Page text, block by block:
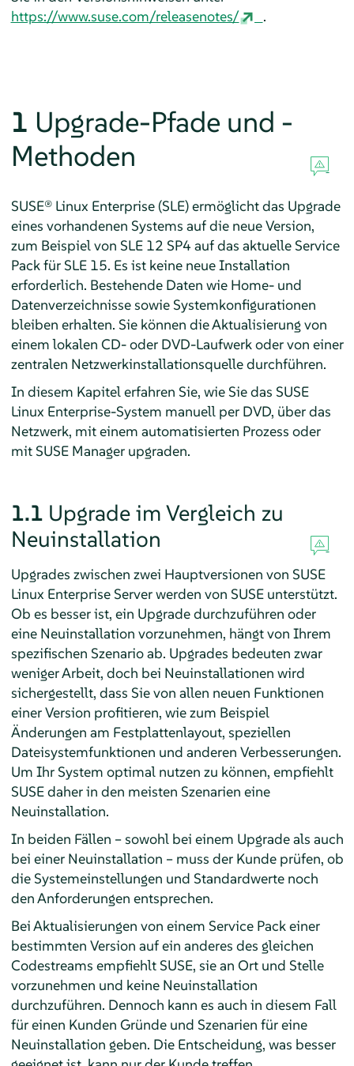
https://www.suse.com/releasenotes/
.
1 Upgrade-Pfade und -
Methoden
SUSE® Linux Enterprise (SLE) ermöglicht das Upgrade
eines vorhandenen Systems auf die neue Version,
zum Beispiel von SLE 12 SP4 auf das aktuelle Service
Pack für SLE 15. Es ist keine neue Installation
erforderlich. Bestehende Daten wie Home- und
Datenverzeichnisse sowie Systemkonfigurationen
bleiben erhalten. Sie können die Aktualisierung von
einem lokalen CD- oder DVD-Laufwerk oder von einer
zentralen Netzwerkinstallationsquelle durchführen.
In diesem Kapitel erfahren Sie, wie Sie das SUSE
Linux Enterprise-System manuell per DVD, über das
Netzwerk, mit einem automatisierten Prozess oder
mit SUSE Manager upgraden.
1.1 Upgrade im Vergleich zu
Neuinstallation
Upgrades zwischen zwei Hauptversionen von SUSE
Linux Enterprise Serverwerden von SUSE unterstützt.
Ob es besser ist, ein Upgrade durchzuführen oder
eine Neuinstallation vorzunehmen, hängt von Ihrem
spezifischen Szenario ab. Upgrades bedeuten zwar
weniger Arbeit, doch bei Neuinstallationen wird
sichergestellt, dass Sie von allen neuen Funktionen
einer Version profitieren, wie zum Beispiel
Änderungen am Festplattenlayout, speziellen
Dateisystemfunktionen und anderen Verbesserungen.
Um Ihr System optimal nutzen zu können, empfiehlt
SUSE daher in den meisten Szenarien eine
Neuinstallation.
In beiden Fällen – sowohl bei einem Upgrade als auch
bei einer Neuinstallation – muss der Kunde prüfen, ob
die Systemeinstellungen und Standardwerte noch
den Anforderungen entsprechen.
Bei Aktualisierungen von einem Service Pack einer
bestimmten Version auf ein anderes des gleichen
Codestreams empfiehlt SUSE, sie an Ort und Stelle
vorzunehmen und keine Neuinstallation
durchzuführen. Dennoch kann es auch in diesem Fall
für einen Kunden Gründe und Szenarien für eine
Neuinstallation geben. Die Entscheidung, was besser